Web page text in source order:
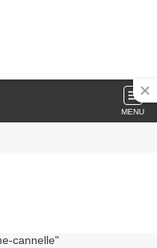
MENU